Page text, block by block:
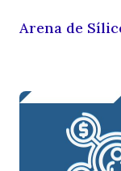
Arena de